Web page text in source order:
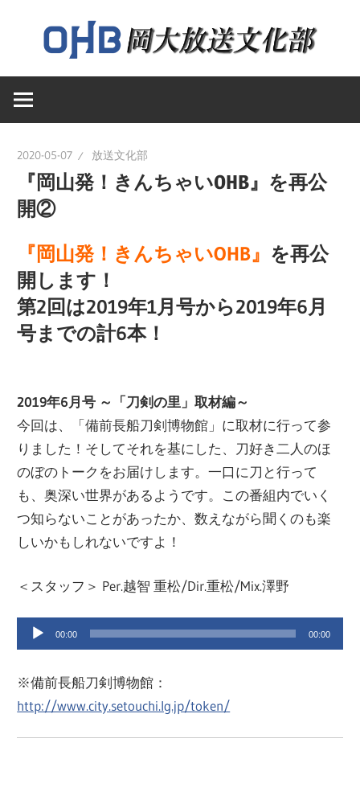
ン
へ
大
学
放
文
化
部
岡
大
送
文
化
の
ウ
ェ
ブ
ジ
で
す
2020-05-07 放送文化部
『岡山発！きんちゃいOHB』を再公
開②
『岡山発！きんちゃいOHB』 を再公
開します！
第2回は2019年1月号から2019年6月
号までの計6本！
2019年6月号 ～「刀剣の里」取材編～
今回は、「備前長船刀剣博物館」に取材に行って参
りました！そしてそれを基にした、刀好き二人のほ
のぼのトークをお届けします。一口に刀と行って
も、奥深い世界があるようです。この番組内でいく
つ知らないことがあったか、数えながら聞くのも楽
しいかもしれないですよ！
＜スタッフ＞ Per.越智 重松/Dir.重松/Mix.澤野
声
プ
レ
00:00 00:00
※備前長船刀剣博物館：
http://www.city.setouchi.lg.jp/token/